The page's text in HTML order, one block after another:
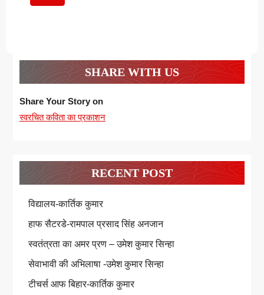
पढ़ें
SHARE WITH US
Share Your Story on
स्वरचित कविता का प्रकाशन
RECENT POST
विद्यालय-कार्तिक कुमार
हाफ सैटरडे-रामपाल प्रसाद सिंह अनजान
स्वतंत्रता का अमर प्रण – उमेश कुमार सिन्हा
सेवाभावी की अभिलाषा -उमेश कुमार सिन्हा
टीचर्स आफ बिहार-कार्तिक कुमार